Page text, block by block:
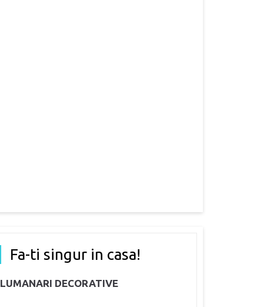
Fa-ti singur in casa!
LUMANARI DECORATIVE